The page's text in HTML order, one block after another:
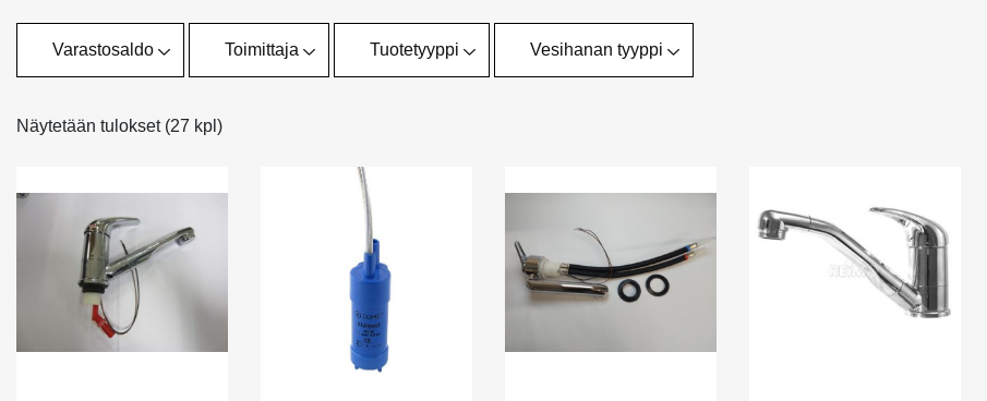
Varastosaldo Toimittaja Tuotetyyppi Vesihanan tyyppi
Näytetään tulokset (27 kpl)